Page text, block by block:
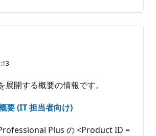
ト
展開する概要の情報です。
要 (IT 担当者向け)
Plus の <Product ID =